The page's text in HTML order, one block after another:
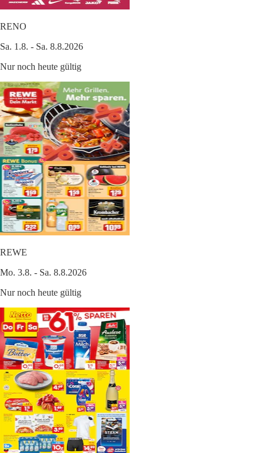
RENO
Sa. 1.8. - Sa. 8.8.2026
Nur noch heute gültig
REWE
Mo. 3.8. - Sa. 8.8.2026
Nur noch heute gültig